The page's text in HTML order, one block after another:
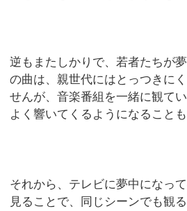
逆もまたしかりで、若者たちが
の曲は、親世代にはとっつきに
せんが、音楽番組を一緒に観て
よく響いてくるようになること
それから、テレビに夢中になっ
見ることで、同じシーンでも観